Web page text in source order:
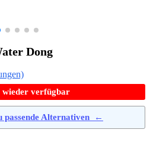
Dong
verfügbar
passende Alternativen ←